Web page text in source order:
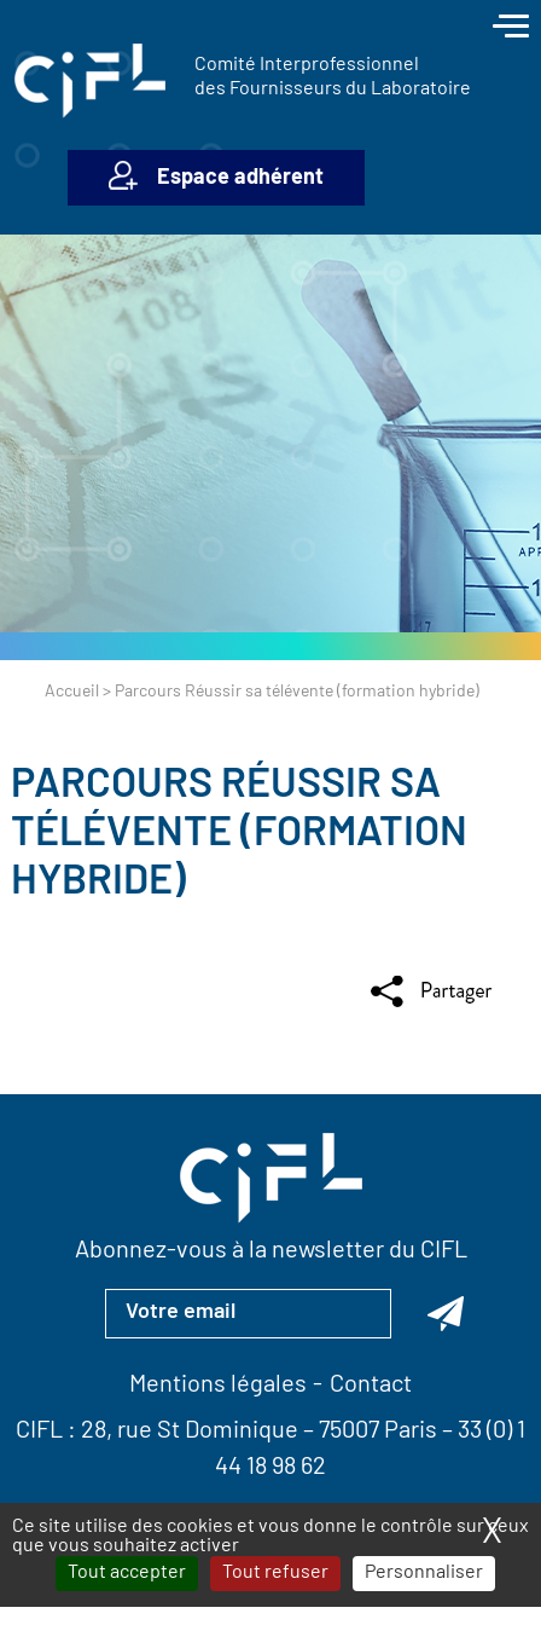
Ce site utilise des cookies et vous donne le contrôle sur ceux
que vous souhaitez activer
Tout accepter
Tout refuser Personnaliser
X
Comité Interprofessionnel
des Fournisseurs du Laboratoire
Espace adhérent
Accueil > Parcours Réussir sa télévente (formation hybride)
PARCOURS RÉUSSIR SA
TÉLÉVENTE (FORMATION
HYBRIDE)
Abonnez-vous à la newsletter du CIFL
Mentions légales
Contact
CIFL : 28, rue St Dominique – 75007 Paris – 33 (0) 1
44 18 98 62